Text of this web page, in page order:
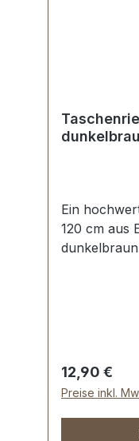
Ein
120 cm aus ECHT LEDER in der Farbe
Regulärer
12,90 €
Preise inkl.